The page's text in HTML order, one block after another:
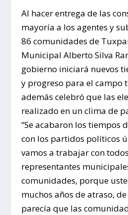
Al hacer entrega de las
mayoría a los agentes y
86 comunidades de
Municipal Alberto Silva
gobierno iniciará nuevos
y progreso para el campo
además celebró que las
realizado en un clima de
“Se acabaron los tiempos
con los partidos políticos
vamos a trabajar con
representantes
comunidades, porque
muchos años de atraso,
parecía que las